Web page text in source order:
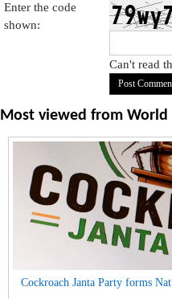
Enter the code
shown:
Can't read
Most viewed from World
Cockroach Janta Party forms